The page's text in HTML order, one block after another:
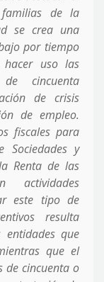
de la
se crea una
por tiempo
uso las
cincuenta
de crisis
de empleo.
fiscales para
Sociedades y
Renta de las
actividades
este tipo de
resulta
entidades que
que el
de cincuenta o